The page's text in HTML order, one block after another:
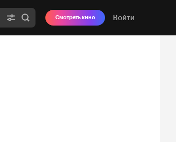
Смотреть кино Войти